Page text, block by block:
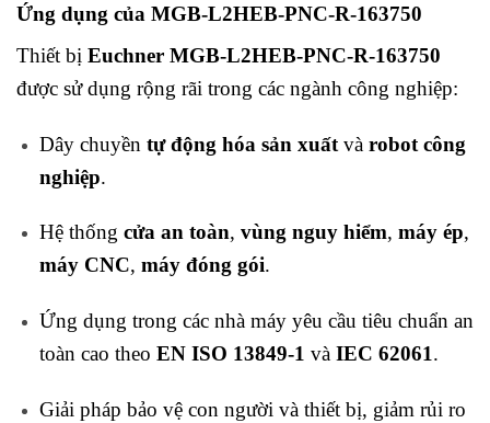
Ứng dụng của MGB-L2HEB-PNC-R-163750
Thiết bị Euchner MGB-L2HEB-PNC-R-163750
được sử dụng rộng rãi trong các ngành công nghiệp:
Dây chuyền tự động hóa sản xuấtvà robot công
nghiệp.
Hệ thống cửa an toàn, vùng nguy hiểm, máy ép,
máy CNC, máy đóng gói.
Ứng dụng trong các nhà máy yêu cầu tiêu chuẩn an
toàn cao theo EN ISO 13849-1 và IEC 62061.
Giải pháp bảo vệ con người và thiết bị, giảm rủi ro